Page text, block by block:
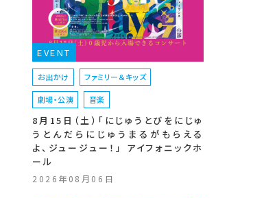
EVENT
お出かけ ファミリー＆キッズ
劇場・公演 音楽
8月15日（土）「にじゅうとびをにじゅ
うとんだらにじゅうまるがもらえる
よ、ジュージュー！」 アイフォニックホ
ール
2026年08月06日